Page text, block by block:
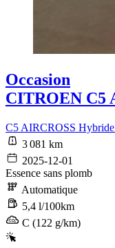
Occasion
CITROEN C5
C5 AIRCROSS
3 081 km
2025-12-01
Essence sans plomb
Automatique
5,4 l/100km
C (122 g/km)